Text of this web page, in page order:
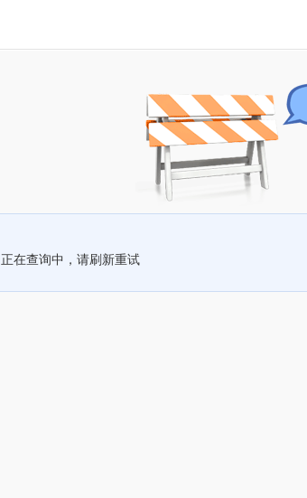
正在查询中，请刷新重试